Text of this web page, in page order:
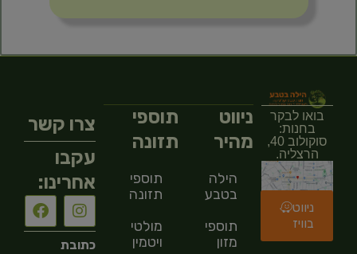
בואו לבקר
בחנות:
סוקולוב 40,
הרצליה.
ניווט
בוויז
ניווט
מהיר
הילה
בטבע
תוספי
מזון
תוספי
תזונה
תוספי
תזונה
מולטי
ויטמין
צרו קשר
עקבו
אחרינו:
כתובת